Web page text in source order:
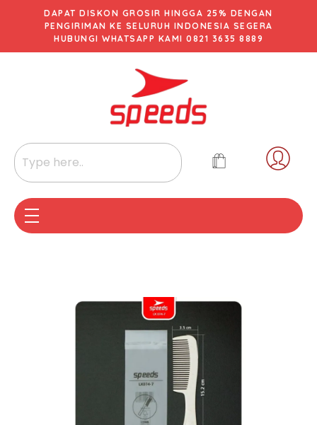
DAPAT DISKON GROSIR HINGGA 25% DENGAN
PENGIRIMAN KE SELURUH INDONESIA SEGERA
HUBUNGI WHATSAPP KAMI 0821 3635 8889